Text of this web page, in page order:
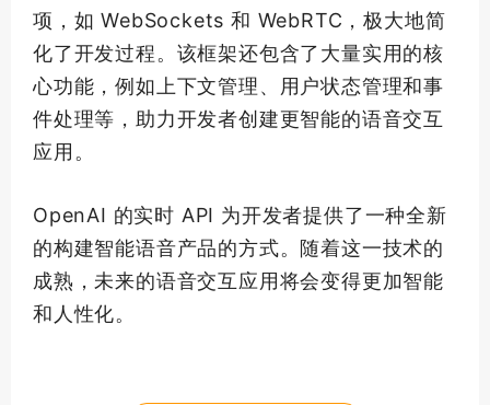
项，如 WebSockets 和 WebRTC，极大地简
化了开发过程。该框架还包含了大量实用的核
心功能，例如上下文管理、用户状态管理和事
件处理等，助力开发者创建更智能的语音交互
应用。
OpenAI 的实时 API 为开发者提供了一种全新
的构建智能语音产品的方式。随着这一技术的
成熟，未来的语音交互应用将会变得更加智能
和人性化。